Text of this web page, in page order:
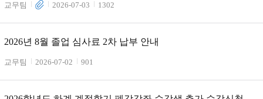
교무팀 2026-07-03 1302
2026년 8월 졸업 심사료 2차 납부 안내
교무팀 2026-07-02 901